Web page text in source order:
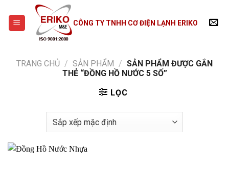
content
CÔNG TY TNHH CƠ ĐIỆN LẠNH ERIKO
TRANG CHỦ / SẢN PHẨM / SẢN PHẨM ĐƯỢC GẮN
THẺ “ĐỒNG HỒ NƯỚC 5 SỐ”
LỌC